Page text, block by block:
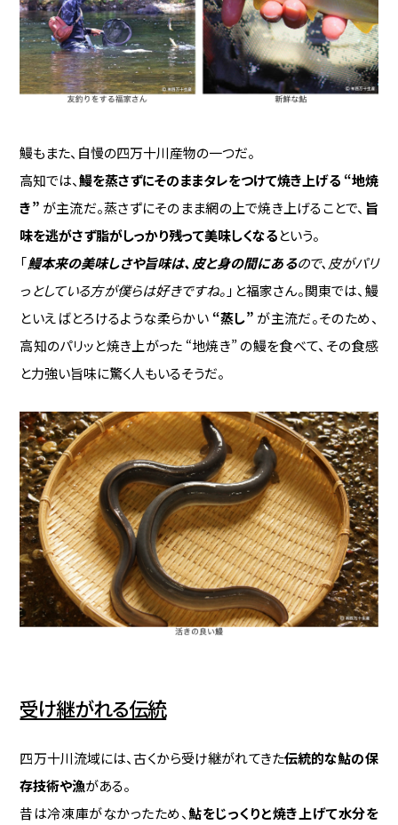
鰻もまた、自慢の四万十川産物の一つだ。
高知では、鰻を蒸さずにそのままタレをつけて焼き上げる “地焼
き” が主流だ。蒸さずにそのまま網の上で焼き上げることで、 旨
味を逃がさず脂がしっかり残って美味しくなるという。
「鰻本来の美味しさや旨味は、皮と身の間にあるので、皮がパリ
っとしている方が僕らは好きですね。 」と福家さん。関東では、鰻
といえばとろけるような柔らかい “蒸し” が主流だ。そのため、
高知のパリッと焼き上がった “地焼き” の鰻を食べて、その食感
と力強い旨味に驚く人もいるそうだ。
受け継がれる伝統
四万十川流域には、古くから受け継がれてきた伝統的な鮎の保
存技術や漁がある。
昔は冷凍庫がなかったため、鮎をじっくりと焼き上げて水分を